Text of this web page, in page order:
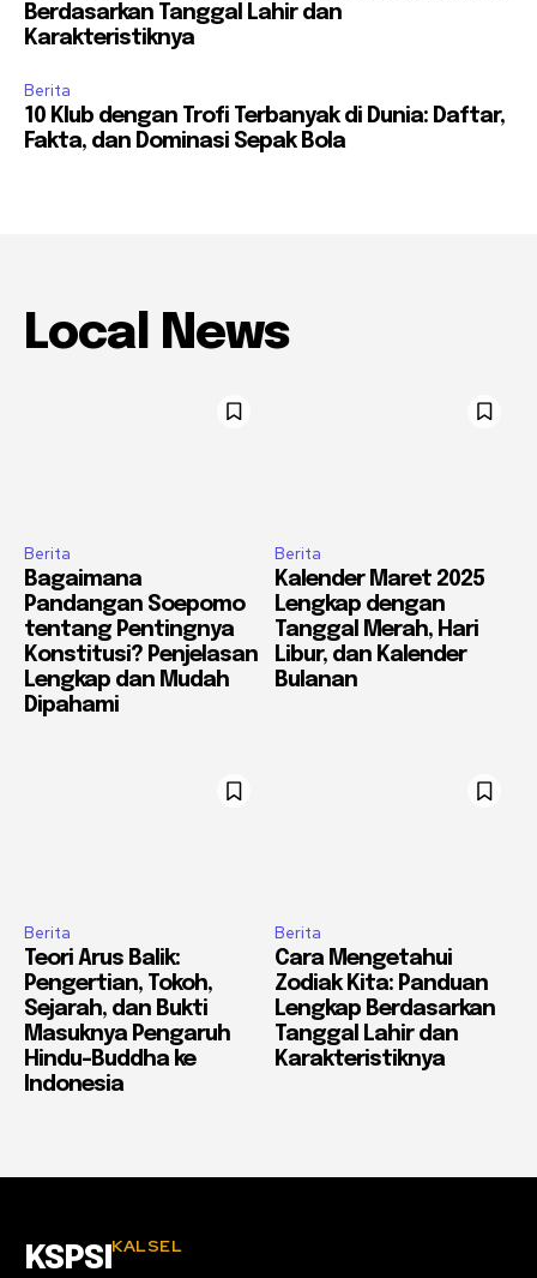
Berdasarkan Tanggal Lahir dan
Karakteristiknya
Berita
10 Klub dengan Trofi Terbanyak di Dunia: Daftar,
Fakta, dan Dominasi Sepak Bola
Local News
Berita
Bagaimana
Pandangan Soepomo
tentang Pentingnya
Konstitusi? Penjelasan
Lengkap dan Mudah
Dipahami
Berita
Kalender Maret 2025
Lengkap dengan
Tanggal Merah, Hari
Libur, dan Kalender
Bulanan
Berita
Teori Arus Balik:
Pengertian, Tokoh,
Sejarah, dan Bukti
Masuknya Pengaruh
Hindu-Buddha ke
Indonesia
Berita
Cara Mengetahui
Zodiak Kita: Panduan
Lengkap Berdasarkan
Tanggal Lahir dan
Karakteristiknya
KSPSI KALSEL